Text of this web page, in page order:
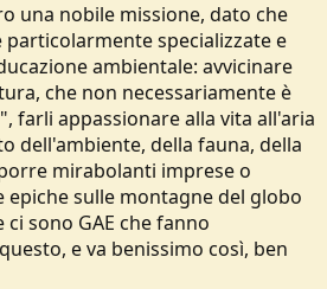
una nobile missione, dato che
particolarmente specializzate e
ambientale: avvicinare
che non necessariamente è
farli appassionare alla vita all'aria
dell'ambiente, della fauna, della
mirabolanti imprese o
epiche sulle montagne del globo
sono GAE che fanno
e va benissimo così, ben